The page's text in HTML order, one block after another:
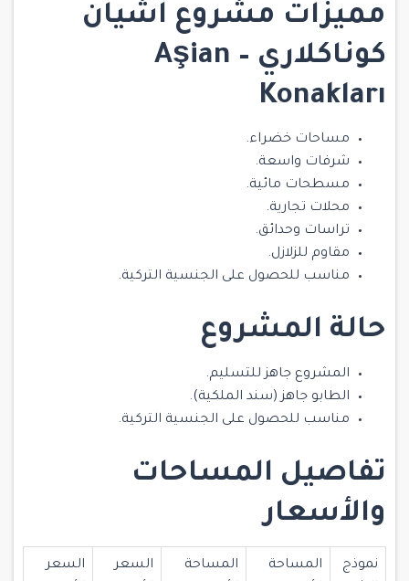
مميزات مشروع أشيان
كوناكلاري – Aşian
Konakları
مساحات خضراء.
شرفات واسعة.
مسطحات مائية.
محلات تجارية.
تراسات وحدائق.
مقاوم للزلازل.
مناسب للحصول على الجنسية التركية.
حالة المشروع
المشروع جاهز للتسليم.
الطابو جاهز (سند الملكية).
مناسب للحصول على الجنسية التركية.
تفاصيل المساحات
والأسعار
نموذج
المساحة
المساحة
السعر
السعر